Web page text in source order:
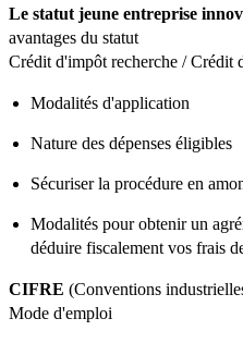
Le statut jeune entreprise
avantages du statut
Crédit d'impôt recherche / Crédit
Modalités d'application
Nature des dépenses éligibles
Sécuriser la procédure en
Modalités pour obtenir un
déduire fiscalement vos frais
CIFRE (Conventions
Mode d'emploi